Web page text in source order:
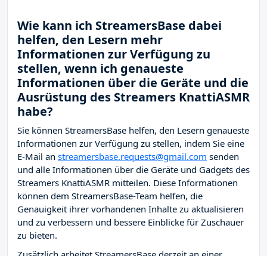
Wie kann ich StreamersBase dabei
helfen, den Lesern mehr
Informationen zur Verfügung zu
stellen, wenn ich genaueste
Informationen über die Geräte und die
Ausrüstung des Streamers KnattiASMR
habe?
Sie können StreamersBase helfen, den Lesern genaueste
Informationen zur Verfügung zu stellen, indem Sie eine
E-Mail an streamersbase.requests@gmail.com senden
und alle Informationen über die Geräte und Gadgets des
Streamers KnattiASMR mitteilen. Diese Informationen
können dem StreamersBase-Team helfen, die
Genauigkeit ihrer vorhandenen Inhalte zu aktualisieren
und zu verbessern und bessere Einblicke für Zuschauer
zu bieten.